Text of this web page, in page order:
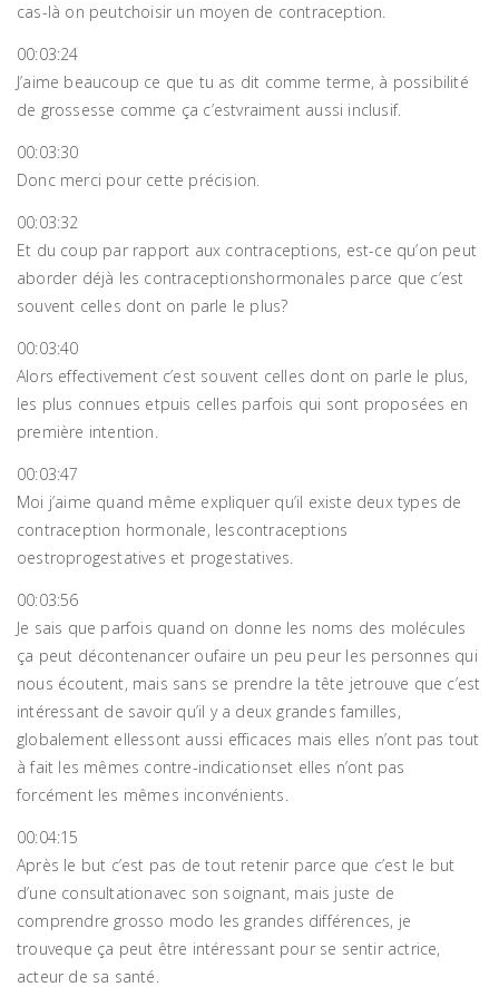
cas-là on peutchoisir un moyen de contraception.
00:03:24
J’aime beaucoup ce que tu as dit comme terme, à possibilité
de grossesse comme ça c’estvraiment aussi inclusif.
00:03:30
Donc merci pour cette précision.
00:03:32
Et du coup par rapport aux contraceptions, est-ce qu’on peut
aborder déjà les contraceptionshormonales parce que c’est
souvent celles dont on parle le plus?
00:03:40
Alors effectivement c’est souvent celles dont on parle le plus,
les plus connues etpuis celles parfois qui sont proposées en
première intention.
00:03:47
Moi j’aime quand même expliquer qu’il existe deux types de
contraception hormonale, lescontraceptions
oestroprogestatives et progestatives.
00:03:56
Je sais que parfois quand on donne les noms des molécules
ça peut décontenancer oufaire un peu peur les personnes qui
nous écoutent, mais sans se prendre la tête jetrouve que c’est
intéressant de savoir qu’il y a deux grandes familles,
globalement ellessont aussi efficaces mais elles n’ont pas tout
à fait les mêmes contre-indicationset elles n’ont pas
forcément les mêmes inconvénients.
00:04:15
Après le but c’est pas de tout retenir parce que c’est le but
d’une consultationavec son soignant, mais juste de
comprendre grosso modo les grandes différences, je
trouveque ça peut être intéressant pour se sentir actrice,
acteur de sa santé.